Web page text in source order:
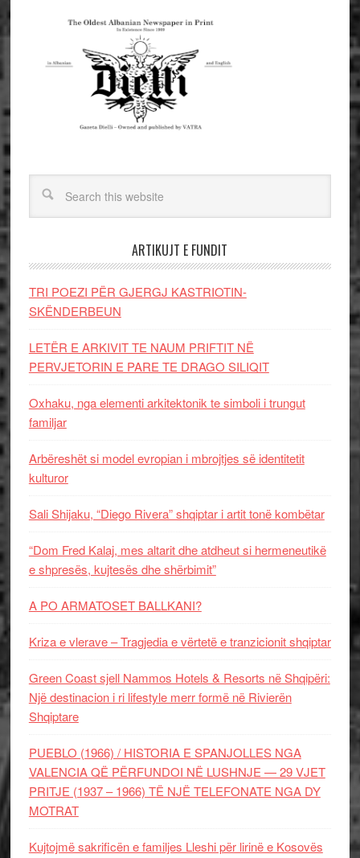
ARTIKUJT E FUNDIT
TRI POEZI PËR GJERGJ KASTRIOTIN-
SKËNDERBEUN
LETËR E ARKIVIT TE NAUM PRIFTIT NË
PERVJETORIN E PARE TE DRAGO SILIQIT
Oxhaku, nga elementi arkitektonik te simboli i trungut
familjar
Arbëreshët si model evropian i mbrojtjes së identitetit
kulturor
Sali Shijaku, “Diego Rivera” shqiptar i artit tonë kombëtar
“Dom Fred Kalaj, mes altarit dhe atdheut si hermeneutikë
e shpresës, kujtesës dhe shërbimit”
A PO ARMATOSET BALLKANI?
Kriza e vlerave – Tragjedia e vërtetë e tranzicionit shqiptar
Green Coast sjell Nammos Hotels & Resorts në Shqipëri:
Një destinacion i ri lifestyle merr formë në Rivierën
Shqiptare
PUEBLO (1966) / HISTORIA E SPANJOLLES NGA
VALENCIA QË PËRFUNDOI NË LUSHNJE — 29 VJET
PRITJE (1937 – 1966) TË NJË TELEFONATE NGA DY
MOTRAT
Kujtojmë sakrificën e familjes Lleshi për lirinë e Kosovës